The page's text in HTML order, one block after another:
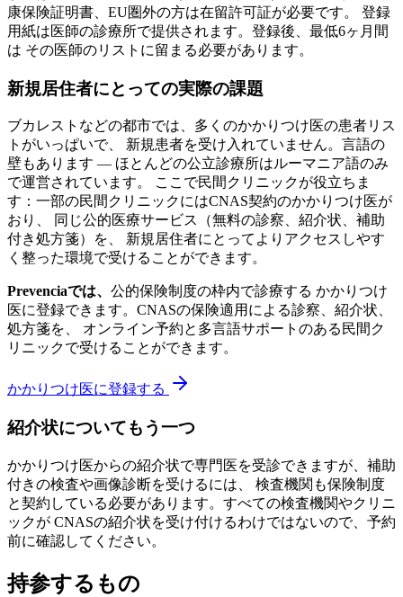
康保険証明書、EU圏外の方は在留許可証が必要です。 登録
用紙は医師の診療所で提供されます。登録後、最低6ヶ月間
は その医師のリストに留まる必要があります。
新規居住者にとっての実際の課題
ブカレストなどの都市では、多くのかかりつけ医の患者リス
トがいっぱいで、 新規患者を受け入れていません。言語の
壁もあります — ほとんどの公立診療所はルーマニア語のみ
で運営されています。 ここで民間クリニックが役立ちま
す：一部の民間クリニックにはCNAS契約のかかりつけ医が
おり、 同じ公的医療サービス（無料の診察、紹介状、補助
付き処方箋）を、 新規居住者にとってよりアクセスしやす
く整った環境で受けることができます。
Prevenciaでは、 公的保険制度の枠内で診療する かかりつけ
医に登録できます。CNASの保険適用による診察、紹介状、
処方箋を、 オンライン予約と多言語サポートのある民間ク
リニックで受けることができます。
かかりつけ医に登録する
紹介状についてもう一つ
かかりつけ医からの紹介状で専門医を受診できますが、補助
付きの検査や画像診断を受けるには、 検査機関も保険制度
と契約している必要があります。すべての検査機関やクリニ
ックが CNASの紹介状を受け付けるわけではないので、予約
前に確認してください。
持参するもの